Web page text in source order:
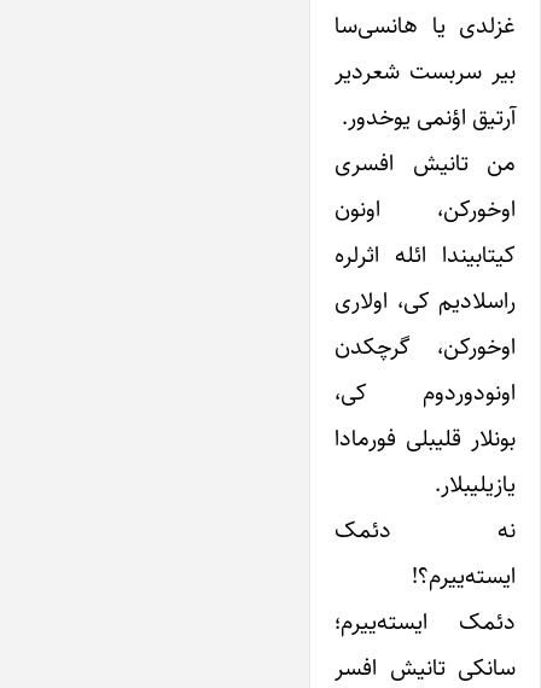
غزلدی یا هانسی‌سا
بیر سربست شعردیر
آرتیق اؤنمی یوخدور.
من تانیش افسری
اوخورکن، اونون
کیتابیندا ائله اثرلره
راسلادیم کی، اولاری
اوخورکن، گرچکدن
اونودوردوم کی،
بونلار قلیبلی فورمادا
یازیلیبلار.
نه دئمک
ایسته‌ییرم؟!
دئمک ایسته‌ییرم؛
سانکی تانیش افسر